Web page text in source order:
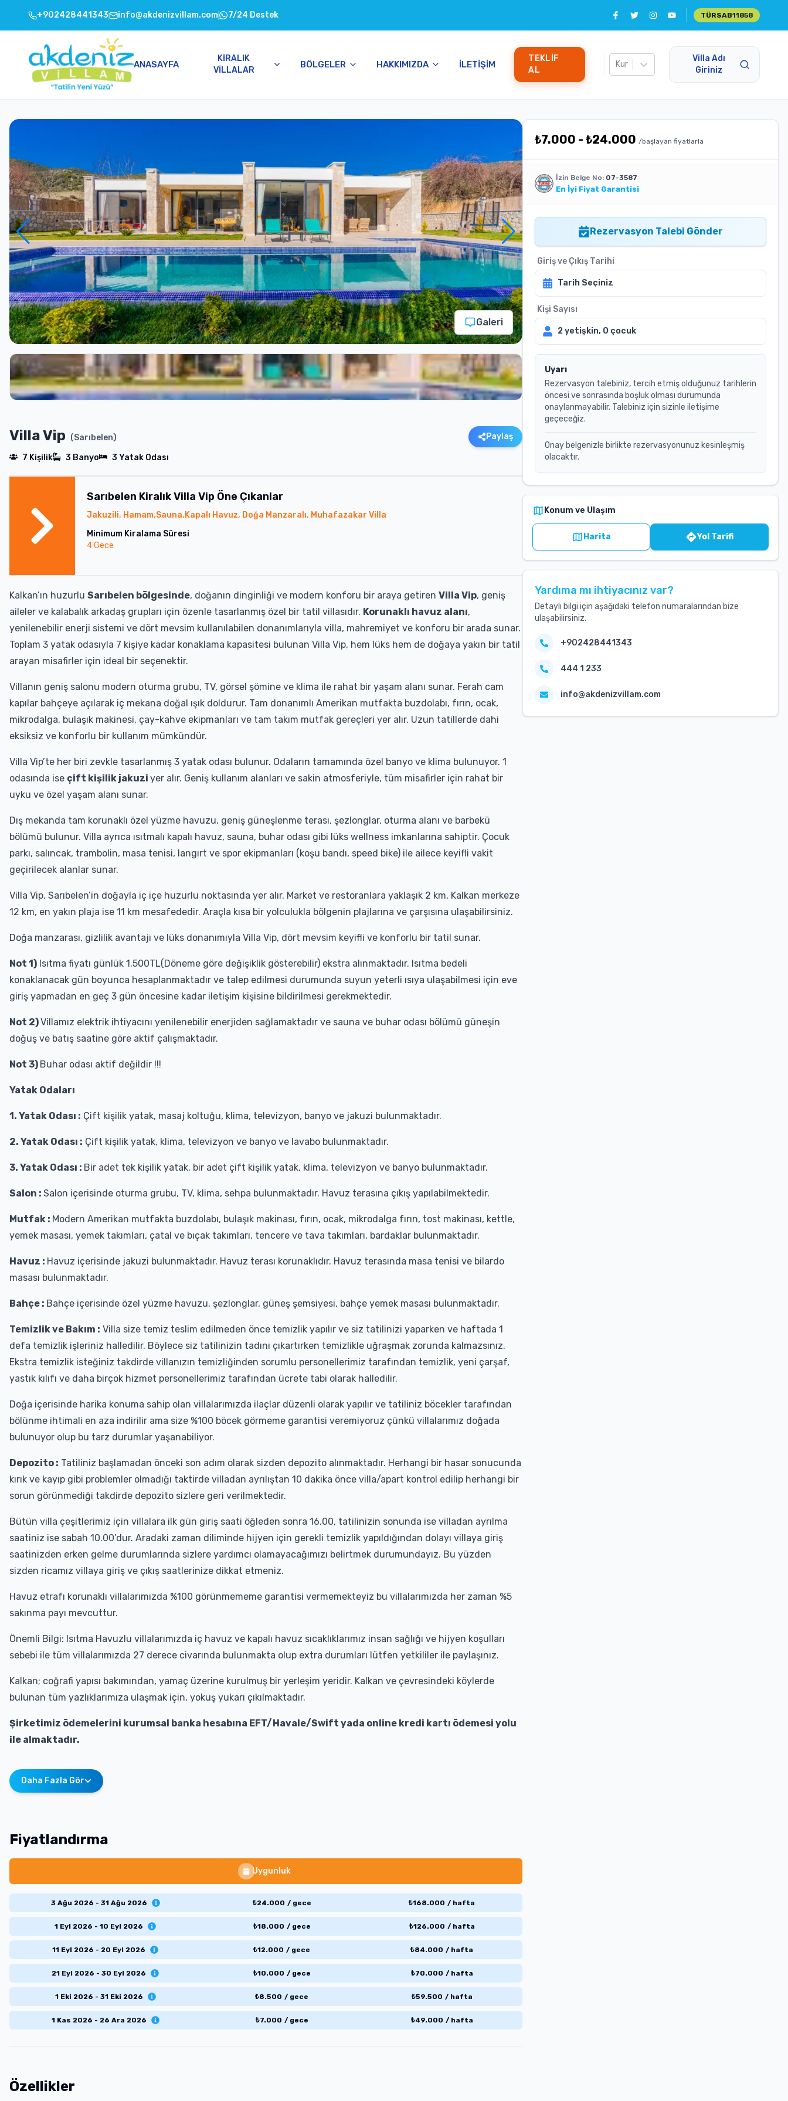
+902428441343 info@akdenizvillam.com 7/24 Destek TÜRSAB11858
ANASAYFA
KIRALIK
VILLALAR
BÖLGELER HAKKIMIZDA İLETIŞIM
TEKLIF
AL
Kur
Villa Adı
Giriniz
Galeri
Villa Vip (Sarıbelen) Paylaş
7 Kişilik 3 Banyo 3 Yatak Odası
Sarıbelen KiralıkVilla Vip Öne Çıkanlar
Jakuzili, Hamam,Sauna,Kapalı Havuz, Doğa Manzaralı, Muhafazakar Villa
Minimum Kiralama Süresi
4Gece
Kalkan’ın huzurlu Sarıbelen bölgesinde, doğanın dinginliği ve modern konforu bir araya getiren Villa Vip, geniş
aileler ve kalabalık arkadaş grupları için özenle tasarlanmış özel bir tatil villasıdır. Korunaklı havuz alanı,
yenilenebilir enerji sistemi ve dört mevsim kullanılabilen donanımlarıyla villa, mahremiyet ve konforu bir arada sunar.
Toplam 3 yatak odasıyla 7 kişiye kadar konaklama kapasitesi bulunan Villa Vip, hem lüks hem de doğaya yakın bir tatil
arayan misafirler için ideal bir seçenektir.
Villanın geniş salonu modern oturma grubu, TV, görsel şömine ve klima ile rahat bir yaşam alanı sunar. Ferah cam
kapılar bahçeye açılarak iç mekana doğal ışık doldurur. Tam donanımlı Amerikan mutfakta buzdolabı, fırın, ocak,
mikrodalga, bulaşık makinesi, çay-kahve ekipmanları ve tam takım mutfak gereçleri yer alır. Uzun tatillerde dahi
eksiksiz ve konforlu bir kullanım mümkündür.
Villa Vip’te her biri zevkle tasarlanmış 3 yatak odası bulunur. Odaların tamamında özel banyo ve klima bulunuyor. 1
odasında ise çift kişilik jakuzi yer alır. Geniş kullanım alanları ve sakin atmosferiyle, tüm misafirler için rahat bir
uyku ve özel yaşam alanı sunar.
Dış mekanda tam korunaklı özel yüzme havuzu, geniş güneşlenme terası, şezlonglar, oturma alanı ve barbekü
bölümü bulunur. Villa ayrıca ısıtmalı kapalı havuz, sauna, buhar odası gibi lüks wellness imkanlarına sahiptir. Çocuk
parkı, salıncak, trambolin, masa tenisi, langırt ve spor ekipmanları (koşu bandı, speed bike) ile ailece keyifli vakit
geçirilecek alanlar sunar.
Villa Vip, Sarıbelen’in doğayla iç içe huzurlu noktasında yer alır. Market ve restoranlara yaklaşık 2 km, Kalkan merkeze
12 km, en yakın plaja ise 11 km mesafededir. Araçla kısa bir yolculukla bölgenin plajlarına ve çarşısına ulaşabilirsiniz.
Doğa manzarası, gizlilik avantajı ve lüks donanımıyla Villa Vip, dört mevsim keyifli ve konforlu bir tatil sunar.
Not 1) Isıtma fiyatı günlük 1.500TL(Döneme göre değişiklik gösterebilir) ekstra alınmaktadır. Isıtma bedeli
konaklanacak gün boyunca hesaplanmaktadır ve talep edilmesi durumunda suyun yeterli ısıya ulaşabilmesi için eve
giriş yapmadan en geç 3 gün öncesine kadar iletişim kişisine bildirilmesi gerekmektedir.
Not 2)Villamız elektrik ihtiyacını yenilenebilir enerjiden sağlamaktadır ve sauna ve buhar odası bölümü güneşin
doğuş ve batış saatine göre aktif çalışmaktadır.
Not 3) Buhar odası aktif değildir !!!
Yatak Odaları
1. Yatak Odası : Çift kişilik yatak, masaj koltuğu, klima, televizyon, banyo ve jakuzi bulunmaktadır.
2. Yatak Odası : Çift kişilik yatak, klima, televizyon ve banyo ve lavabo bulunmaktadır.
3. Yatak Odası : Bir adet tek kişilik yatak, bir adet çift kişilik yatak, klima, televizyon ve banyo bulunmaktadır.
Salon : Salon içerisinde oturma grubu, TV, klima, sehpa bulunmaktadır. Havuz terasına çıkış yapılabilmektedir.
Mutfak : Modern Amerikan mutfakta buzdolabı, bulaşık makinası, fırın, ocak, mikrodalga fırın, tost makinası, kettle,
yemek masası, yemek takımları, çatal ve bıçak takımları, tencere ve tava takımları, bardaklar bulunmaktadır.
Havuz : Havuz içerisinde jakuzi bulunmaktadır. Havuz terası korunaklıdır. Havuz terasında masa tenisi ve bilardo
masası bulunmaktadır.
Bahçe : Bahçe içerisinde özel yüzme havuzu, şezlonglar, güneş şemsiyesi, bahçe yemek masası bulunmaktadır.
Temizlik ve Bakım : Villa size temiz teslim edilmeden önce temizlik yapılır ve siz tatilinizi yaparken ve haftada 1
defa temizlik işleriniz halledilir. Böylece siz tatilinizin tadını çıkartırken temizlikle uğraşmak zorunda kalmazsınız.
Ekstra temizlik isteğiniz takdirde villanızın temizliğinden sorumlu personellerimiz tarafından temizlik, yeni çarşaf,
yastık kılıfı ve daha birçok hizmet personellerimiz tarafından ücrete tabi olarak halledilir.
Doğa içerisinde harika konuma sahip olan villalarımızda ilaçlar düzenli olarak yapılır ve tatiliniz böcekler tarafından
bölünme ihtimali en aza indirilir ama size %100 böcek görmeme garantisi veremiyoruz çünkü villalarımız doğada
bulunuyor olup bu tarz durumlar yaşanabiliyor.
Depozito : Tatiliniz başlamadan önceki son adım olarak sizden depozito alınmaktadır. Herhangi bir hasar sonucunda
kırık ve kayıp gibi problemler olmadığı taktirde villadan ayrılıştan 10 dakika önce villa/apart kontrol edilip herhangi bir
sorun görünmediği takdirde depozito sizlere geri verilmektedir.
Bütün villa çeşitlerimiz için villalara ilk gün giriş saati öğleden sonra 16.00, tatilinizin sonunda ise villadan ayrılma
saatiniz ise sabah 10.00’dur. Aradaki zaman diliminde hijyen için gerekli temizlik yapıldığından dolayı villaya giriş
saatinizden erken gelme durumlarında sizlere yardımcı olamayacağımızı belirtmek durumundayız. Bu yüzden
sizden ricamız villaya giriş ve çıkış saatlerinize dikkat etmeniz.
Havuz etrafı korunaklı villalarımızda %100 görünmememe garantisi vermemekteyiz bu villalarımızda her zaman %5
sakınma payı mevcuttur.
Önemli Bilgi: Isıtma Havuzlu villalarımızda iç havuz ve kapalı havuz sıcaklıklarımız insan sağlığı ve hijyen koşulları
sebebi ile tüm villalarımızda 27 derece civarında bulunmakta olup extra durumları lütfen yetkililer ile paylaşınız.
Kalkan; coğrafi yapısı bakımından, yamaç üzerine kurulmuş bir yerleşim yeridir. Kalkan ve çevresindeki köylerde
bulunan tüm yazlıklarımıza ulaşmak için, yokuş yukarı çıkılmaktadır.
Şirketimiz ödemelerini kurumsal banka hesabına EFT/Havale/Swift yada online kredi kartı ödemesi yolu
ile almaktadır.
Daha Fazla Gör
Fiyatlandırma
Uygunluk
3 Ağu 2026 - 31 Ağu 2026 ₺24.000 / gece ₺168.000 / hafta
1 Eyl 2026 - 10 Eyl 2026 ₺18.000 / gece ₺126.000 / hafta
11 Eyl 2026 - 20 Eyl 2026 ₺12.000 / gece ₺84.000 / hafta
21 Eyl 2026 - 30 Eyl 2026 ₺10.000 / gece ₺70.000 / hafta
1 Eki 2026 - 31 Eki 2026 ₺8.500 / gece ₺59.500 / hafta
1 Kas 2026 - 26 Ara 2026 ₺7.000 / gece ₺49.000 / hafta
Özellikler
₺7.000 - ₺24.000 /başlayan fiyatlarla
İzin Belge No: 07-3587
En İyi Fiyat Garantisi
Rezervasyon Talebi Gönder
Giriş ve Çıkış Tarihi
Tarih Seçiniz
Kişi Sayısı
2yetişkin, 0 çocuk
Uyarı
Rezervasyon talebiniz, tercih etmiş olduğunuz tarihlerin
öncesi ve sonrasında boşluk olması durumunda
onaylanmayabilir. Talebiniz için sizinle iletişime
geçeceğiz.
Onay belgenizle birlikte rezervasyonunuz kesinleşmiş
olacaktır.
Konum ve Ulaşım
Harita Yol Tarifi
Yardıma mı ihtiyacınız var?
Detaylı bilgi için aşağıdaki telefon numaralarından bize
ulaşabilirsiniz.
+902428441343
444 1 233
info@akdenizvillam.com